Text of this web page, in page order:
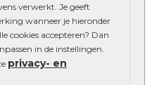
verwerkt. Je geeft
wanneer je hieronder
cookies accepteren? Dan
in de instellingen.
privacy- en